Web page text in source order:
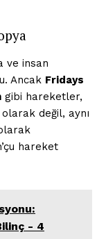
ve insan
Ancak Fridays
gibi hareketler,
değil, aynı
hareket
- 4